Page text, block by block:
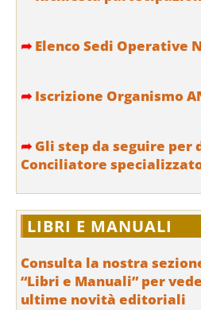
➦ Elenco Sedi Operative
➦ Iscrizione Organismo
➦ Gli step da seguire per
Conciliatore
LIBRI E MANUALI
Consulta la nostra
“Libri e Manuali” per
ultime novità editoriali